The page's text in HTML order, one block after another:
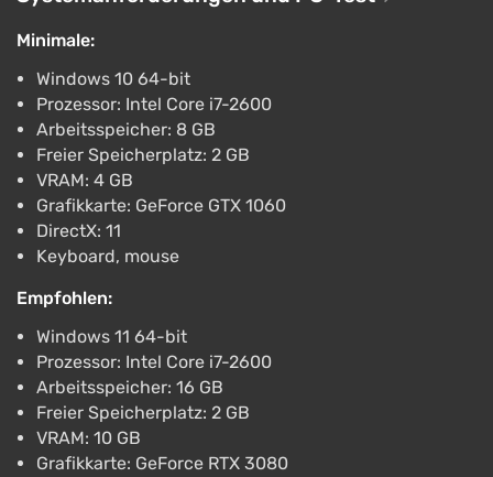
Curtain Call Adventure Path - Stage Fright (1
€28.99
Steam 2.9
Fantasy Grounds - Pathfinder 2 RPG -
Curtain Call Adventure Path - Bring the
House Down (3 of 3) Bundle
€28.99
PC
Minimale:
Windows 10 64-bit
Prozessor: Intel Core i7-2600
Arbeitsspeicher: 8 GB
Freier Speicherplatz: 2 GB
VRAM: 4 GB
Grafikkarte: GeForce GTX 1060
DirectX: 11
Keyboard, mouse
Empfohlen:
Windows 11 64-bit
Prozessor: Intel Core i7-2600
Arbeitsspeicher: 16 GB
Freier Speicherplatz: 2 GB
VRAM: 10 GB
Grafikkarte: GeForce RTX 3080